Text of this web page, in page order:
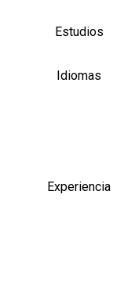
Estudios
Idiomas
Experiencia